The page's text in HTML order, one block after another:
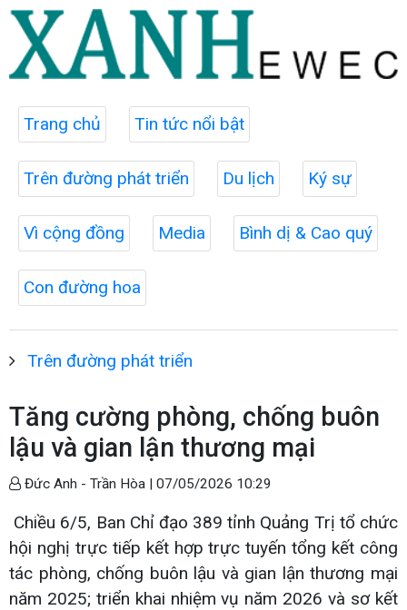
Trang chủ Tin tức nổi bật
Trên đường phát triển Du lịch Ký sự
Vì cộng đồng Media Bình dị & Cao quý
Con đường hoa
Trên đường phát triển
Tăng cường phòng, chống buôn
lậu và gian lận thương mại
Đức Anh - Trần Hòa | 07/05/2026 10:29
Chiều 6/5, Ban Chỉ đạo 389 tỉnh Quảng Trị tổ chức
hội nghị trực tiếp kết hợp trực tuyến tổng kết công
tác phòng, chống buôn lậu và gian lận thương mại
năm 2025; triển khai nhiệm vụ năm 2026 và sơ kết